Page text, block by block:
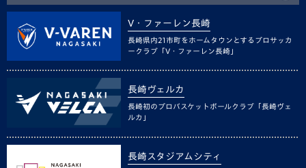
V・ファーレン長崎
長崎県内21市町をホームタウンとするプロサッカ
ークラブ「V・ファーレン長崎」
長崎ヴェルカ
長崎初のプロバスケットボールクラブ「長崎ヴェ
ルカ」
長崎スタジアムシティ